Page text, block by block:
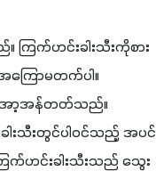
ကြက်ဟင်းခါးသီးကိုစား
ြောမတက်ပါ။
အော့အန်တတ်သည်။
ါးသီးတွင်ပါဝင်သည့် အပင်
ဟင်းခါးသီးသည် သွေး